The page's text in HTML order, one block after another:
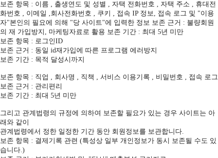
보존 항목 : 이름 , 출생연도 및 성별 , 자택 전화번호 , 자택 주소 , 휴대전
화번호 , 이메일 ,회사전화번호 , 쿠키 , 접속 IP 정보, 접속 로그 및 "이용
자"본인의 필요에 의해 "당 사이트"에 입력한 정보 보존 근거 : 불량회원
의 재 가입방지, 마케팅자료로 활용 보존 기간 : 최대 5년 미만
보존 항목 : 로그인ID
보존 근거 : 동일 id재가입에 따른 프로그램 에러방지
보존 기간 : 목적 달성시까지
보존 항목 : 직업 , 회사명 , 직책 , 서비스 이용기록 , 비밀번호 , 접속 로그
보존 근거 : 관리편리
보존 기간 : 최대 5년 미만
그리고 관계법령의 규정에 의하여 보존할 필요가 있는 경우 사이트는 아
래와 같이
관계법령에서 정한 일정한 기간 동안 회원정보를 보관합니다.
보존 항목 : 결제기록 관련 (특성상 일부 개인정보가 동시 보존될 수도 있
습니다.)